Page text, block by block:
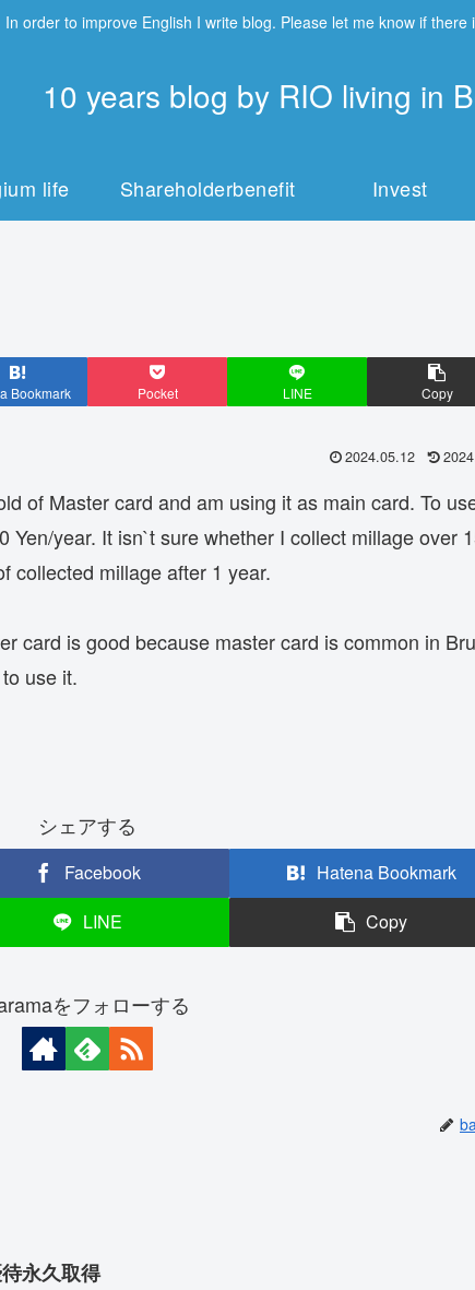
In order to improve English I write blog. Please let me know if there
10 years blog by RIO living in
life Shareholderbenefit Invest
Bookmark Pocket LINE Copy
2024.05.12
of Master card and am using it as main card. To
year. It isn`t sure whether I collect millage over
collected millage after 1 year.
card is good because master card is common in
use it.
シェアする
Facebook
Hatena Bookmark
LINE Copy
をフォローする
永久取得